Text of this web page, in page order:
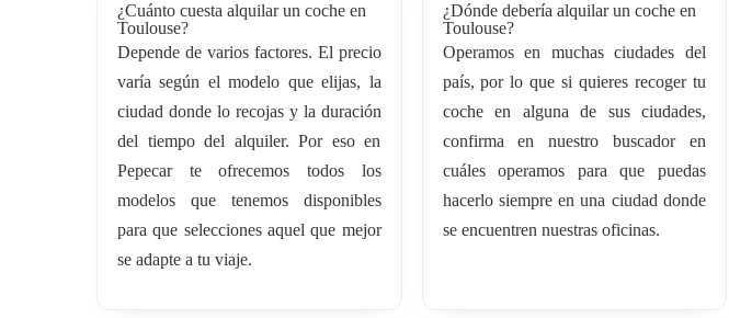
¿Cuánto cuesta alquilar un coche en
Toulouse?
Depende de varios factores. El precio
varía según el modelo que elijas, la
ciudad donde lo recojas y la duración
del tiempo del alquiler. Por eso en
Pepecar te ofrecemos todos los
modelos que tenemos disponibles
para que selecciones aquel que mejor
se adapte a tu viaje.
¿Dónde debería alquilar un coche en
Toulouse?
Operamos en muchas ciudades del
país, por lo que si quieres recoger tu
coche en alguna de sus ciudades,
confirma en nuestro buscador en
cuáles operamos para que puedas
hacerlo siempre en una ciudad donde
se encuentren nuestras oficinas.